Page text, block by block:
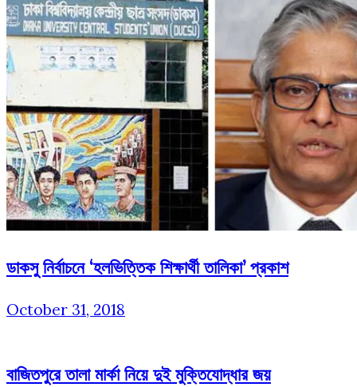
ডাকসু নির্বাচনে ‘হলভিত্তিক শিক্ষার্থী তালিকা’ প্রকাশ
October 31, 2018
বাজিতপুরে তালা মার্কা নিয়ে দুই মুক্তিযোদ্ধার জয়